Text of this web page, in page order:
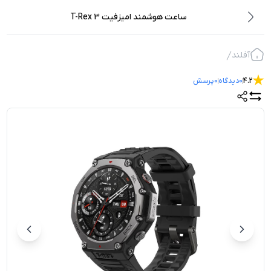
ساعت هوشمند امیزفیت T-Rex 3
آفلند
4.2
0دیدگاه0پرسش